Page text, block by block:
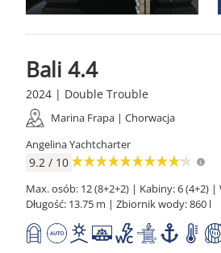
Bali 4.4
2024 | Double Trouble
Marina Frapa | Chorwacja
Angelina Yachtcharter
9.2 / 10
Max. osób: 12 (8+2+2) | Kabiny: 6 (4+2) |
Długość: 13.75 m | Zbiornik wody: 860 l